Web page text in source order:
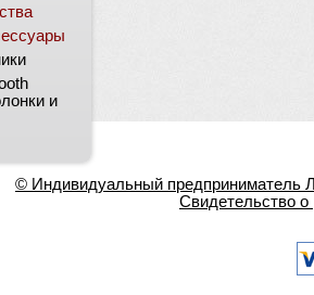
и
© Индивидуальный предприниматель
Свидетельство